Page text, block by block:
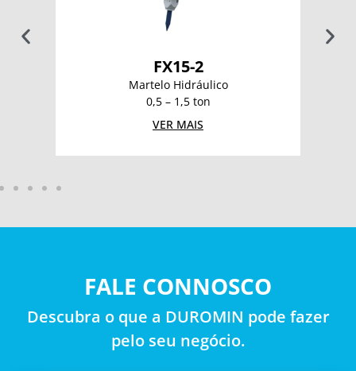
FX15-2
Martelo Hidráulico
0,5 – 1,5 ton
VER MAIS
FALE CONNOSCO
Descubra o que a DUROMIN pode fazer
pelo seu negócio.